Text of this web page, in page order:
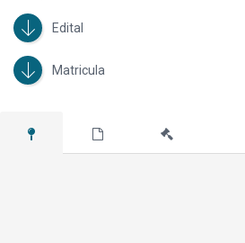
Edital
Matricula